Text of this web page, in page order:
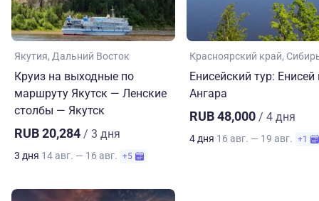
Якутия Дальний Восток
Круиз на выходные по
маршруту Якутск — Ленские
столбы — Якутск
RUB 20,284 / 3 дня
3 дня 14 авг. — 16 авг. +5
Красноярский край
Енисейский тур: Енисей
Ангара
RUB 48,000 / 4 дня
4 дня 16 авг. — 19 авг. +1